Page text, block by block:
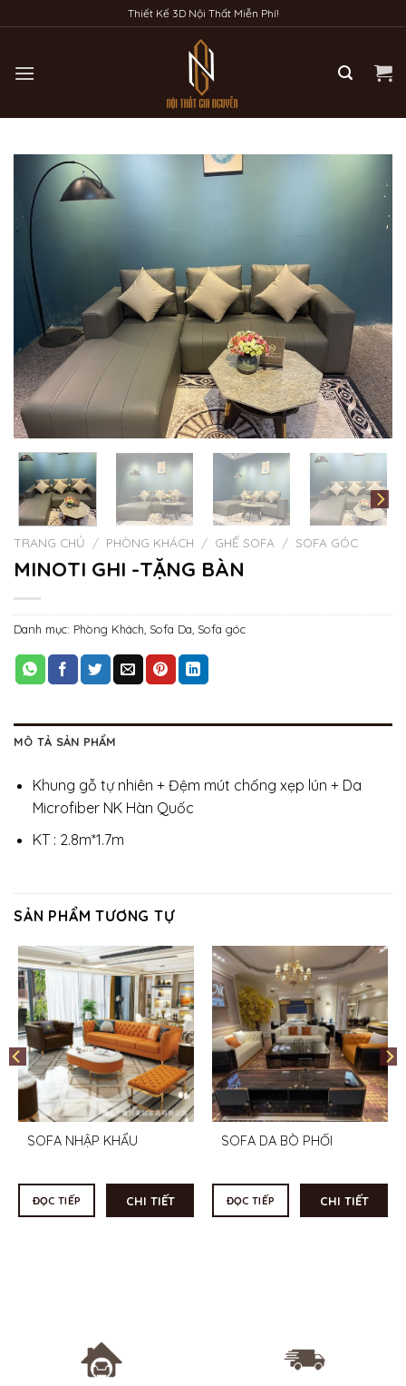
qua
dung
Thiết Kế 3D Nội Thất Miễn Phí!
TRANG CHỦ / PHÒNG KHÁCH / GHẾ SOFA / SOFA GÓC
MINOTI GHI -TẶNG BÀN
Danh mục: Phòng Khách Sofa Da Sofa góc
MÔ TẢ SẢN PHẨM
Khung gỗ tự nhiên + Đệm mút chống xẹp lún + Da
Microfiber NK Hàn Quốc
KT : 2.8m*1.7m
SẢN PHẨM TƯƠNG TỰ
SOFA NHẬP KHẨU
ĐỌC TIẾP CHI TIẾT
SOFA DA BÒ PHỐI
ĐỌC TIẾP CHI TIẾT